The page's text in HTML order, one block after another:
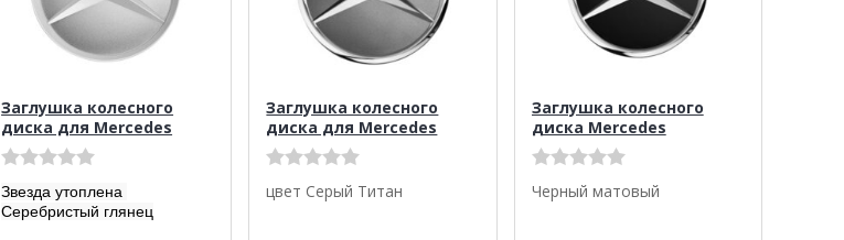
Заглушка колесного
диска для Mercedes
Звезда утоплена
Серебристый глянец
Заглушка колесного
диска для Mercedes
цвет Серый Титан
Заглушка колесного
диска Mercedes
Черный матовый